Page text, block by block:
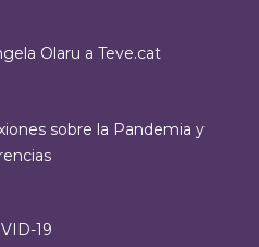
Olaru a Teve.cat
sobre la Pandemia y
19